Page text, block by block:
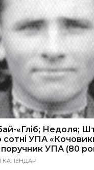
«Гліб; Недоля;
УПА
поручник УПА (80
КАЛЕНДАР